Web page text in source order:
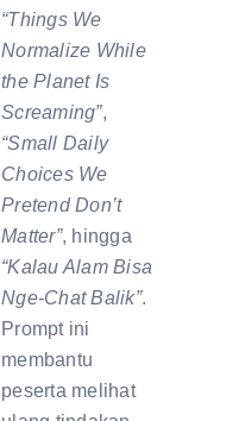
“Things We
Normalize While
the Planet Is
Screaming”,
“Small Daily
Choices We
Pretend Don’t
Matter”, hingga
“Kalau Alam Bisa
Nge-Chat Balik”.
Prompt ini
membantu
peserta melihat